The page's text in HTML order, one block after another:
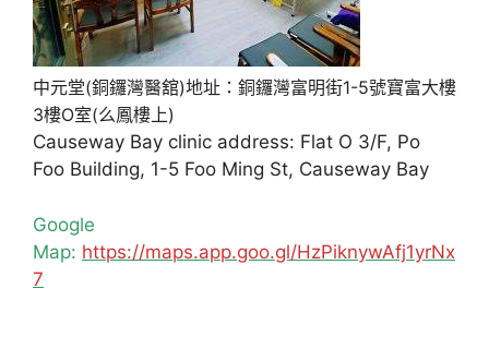
中元堂(銅鑼灣醫舘)地址：銅鑼灣富明街1-5號寶富大樓
3樓O室(么鳳樓上)
Causeway Bay clinic address: Flat O 3/F, Po
Foo Building, 1-5 Foo Ming St, Causeway Bay
Google
Map: https://maps.app.goo.gl/HzPiknywAfj1yrNx
7